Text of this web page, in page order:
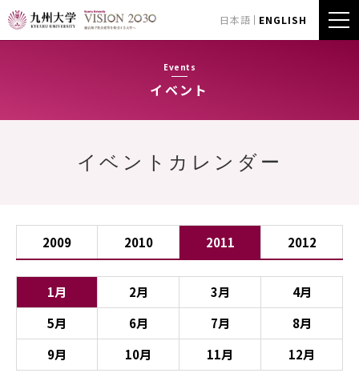
日本語 ENGLISH
Events
イベント
イベントカレンダー
2009 2010 2011 2012
1月 2月 3月
4月
5月
6月 7月
8月
9月
10月 11月 12月